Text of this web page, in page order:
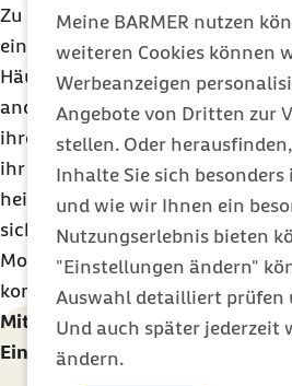
Meine BARMER nutzen
weiteren Cookies können
Werbeanzeigen
Angebote von Dritten zur
stellen. Oder
Inhalte Sie sich besonders
und wie wir Ihnen ein
Nutzungserlebnis bieten
"Einstellungen ändern"
Auswahl detailliert prüfen
Und auch später jederzeit
ändern.
Zu spät. Leider. Einmal darin
eine ganz andere Wahrnehmung
Häufig erkennen Betroffene ihr
andere Freunde und Bekannte
ihren Abschluss machen, ihren
ihr eigenes Geld verdienen,
heiraten oder Kinder bekommen.
sich: Und wo stehe ich? Das ist
Motivationsgrund, sich Hilfe zu
kommen sie zu uns in die
Mit der Barmer Kliniksuche
Einrichtungen in Ihrer Nähe